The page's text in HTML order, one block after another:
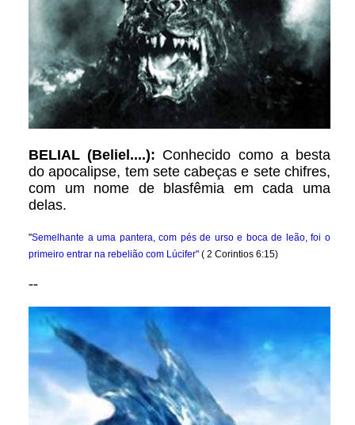
BELIAL (Beliel....): Conhecido como a besta
do apocalipse, tem sete cabeças e sete chifres,
com um nome de blasfêmia em cada uma
delas.
"Semelhante a uma pantera, com pés de urso e boca de leão, foi o
primeiro entrar na rebelião com Lúcifer"( 2 Corintios 6:15)
--